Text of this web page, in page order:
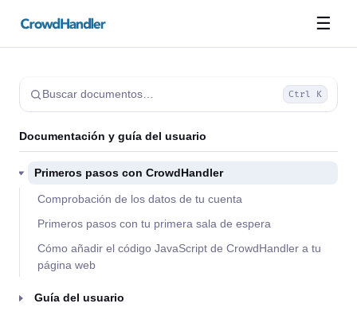
☰
Buscar documentos… Ctrl K
Documentación y guía del usuario
Primeros pasos con CrowdHandler
Comprobación de los datos de tu cuenta
Primeros pasos con tu primera sala de espera
Cómo añadir el código JavaScript de CrowdHandler a tu
página web
Guía del usuario